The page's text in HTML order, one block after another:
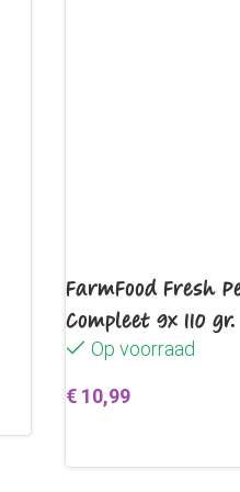
FarmFood Fresh
Compleet 9x 110 gr.
Op voorraad
€ 10,99